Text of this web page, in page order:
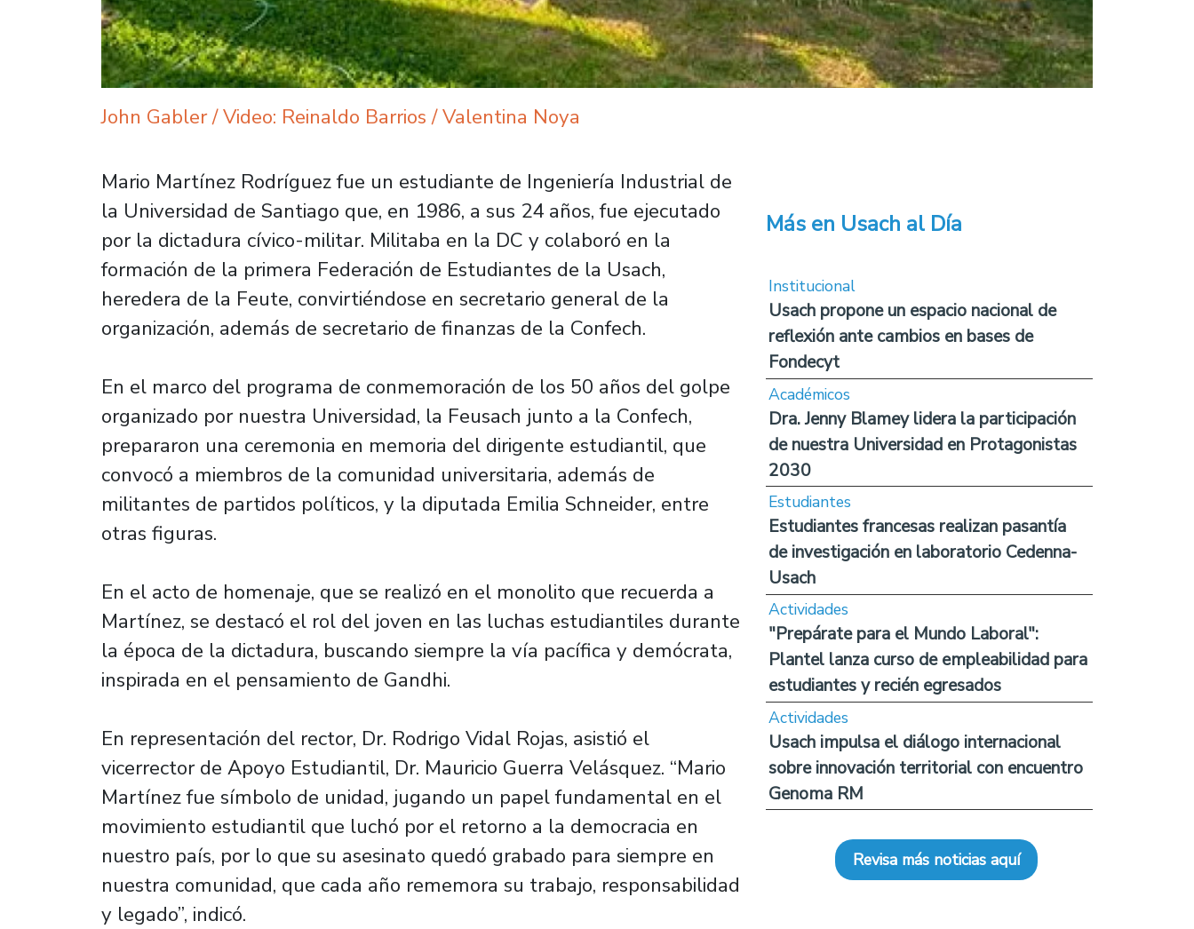
John Gabler / Video: Reinaldo Barrios / Valentina Noya
Mario Martínez Rodríguez fue un estudiante de Ingeniería Industrial de
la Universidad de Santiago que, en 1986, a sus 24 años, fue ejecutado
por la dictadura cívico-militar. Militaba en la DC y colaboró en la
formación de la primera Federación de Estudiantes de la Usach,
heredera de la Feute, convirtiéndose en secretario general de la
organización, además de secretario de finanzas de la Confech.
En el marco del programa de conmemoración de los 50 años del golpe
organizado por nuestra Universidad, la Feusach junto a la Confech,
prepararon una ceremonia en memoria del dirigente estudiantil, que
convocó a miembros de la comunidad universitaria, además de
militantes de partidos políticos, y la diputada Emilia Schneider, entre
otras figuras.
En el acto de homenaje, que se realizó en el monolito que recuerda a
Martínez, se destacó el rol del joven en las luchas estudiantiles durante
la época de la dictadura, buscando siempre la vía pacífica y demócrata,
inspirada en el pensamiento de Gandhi.
En representación del rector, Dr. Rodrigo Vidal Rojas, asistió el
vicerrector de Apoyo Estudiantil, Dr. Mauricio Guerra Velásquez. “Mario
Martínez fue símbolo de unidad, jugando un papel fundamental en el
movimiento estudiantil que luchó por el retorno a la democracia en
nuestro país, por lo que su asesinato quedó grabado para siempre en
nuestra comunidad, que cada año rememora su trabajo, responsabilidad
y legado”, indicó.
Más en Usach al Día
Institucional
Usach propone un espacio nacional de
reflexión ante cambios en bases de
Fondecyt
Académicos
Dra. Jenny Blamey lidera la participación
de nuestra Universidad en Protagonistas
2030
Estudiantes
Estudiantes francesas realizan pasantía
de investigación en laboratorio Cedenna-
Usach
Actividades
"Prepárate para el Mundo Laboral":
Plantel lanza curso de empleabilidad para
estudiantes y recién egresados
Actividades
Usach impulsa el diálogo internacional
sobre innovación territorial con encuentro
Genoma RM
Revisa más noticias aquí